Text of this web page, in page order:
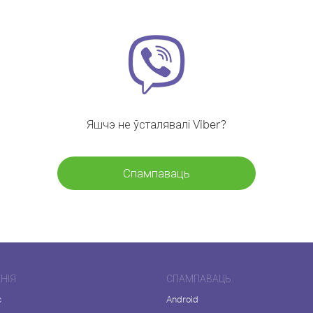
Яшчэ не ўсталявалі Viber?
Спампаваць
СПАМПАВАЦЬ
Android